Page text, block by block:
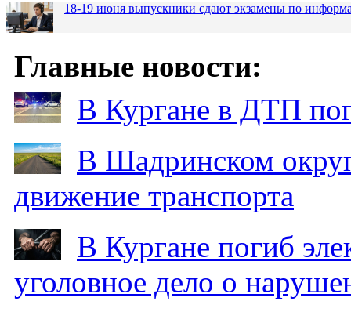
18-19 июня выпускники сдают экзамены по
Главные новости:
В Кургане в ДТП
В Шадринском
движение транспорта
В Кургане погиб
уголовное дело о